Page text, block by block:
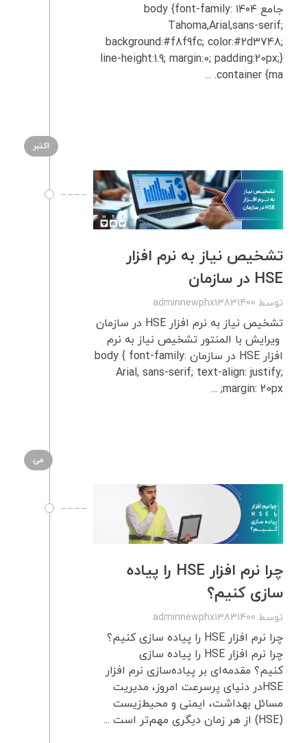
جامع ۱۴۰۴ body {font-family:
Tahoma,Arial,sans-serif;
background:#f8f9fc; color:#2d3748;
line-height:1.9; margin:0; padding:20px;}
.container {ma ...
اکتبر
تشخیص نیاز به نرم‌ افزار
HSE در سازمان
توسط adminnewphx13831400
تشخیص نیاز به نرم‌ افزار HSE در سازمان
ویرایش با المنتور تشخیص نیاز به نرم
افزار HSE در سازمان body { font-family:
Arial, sans-serif; text-align: justify;
margin: 20px; ...
می
چرا نرم‌ افزار HSE را پیاده‌
سازی کنیم؟
توسط adminnewphx13831400
چرا نرم‌ افزار HSE را پیاده‌ سازی کنیم؟
چرا نرم‌ افزار HSE را پیاده‌ سازی
کنیم؟ مقدمه‌ای بر پیاده‌سازی نرم‌ افزار
HSEدر دنیای پرسرعت امروز، مدیریت
مسائل بهداشت، ایمنی و محیط‌زیست
(HSE) از هر زمان دیگری مهم‌تر است ...